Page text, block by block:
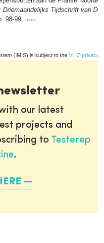
Tijdschrift van De
98-99, more
(IMIS) is subject to the VLIZ privacy
our latest
projects and
to Testerep
.